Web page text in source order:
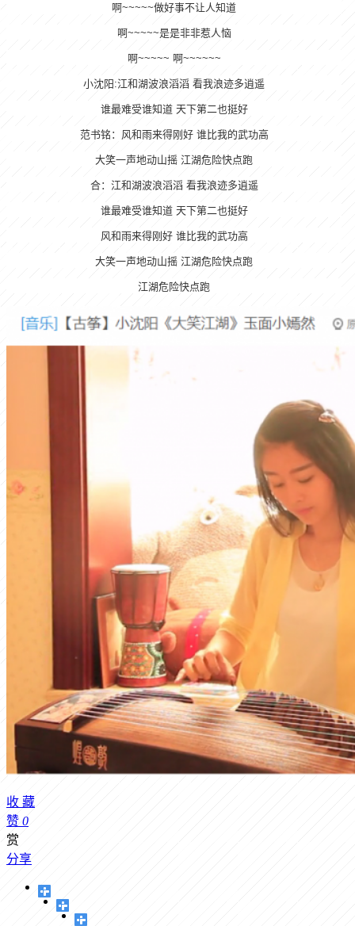
啊~~~~~做好事不让人知道
啊~~~~~是是非非惹人恼
啊~~~~~ 啊~~~~~~
小沈阳:江和湖波浪滔滔 看我浪迹多逍遥
谁最难受谁知道 天下第二也挺好
范书铭：风和雨来得刚好 谁比我的武功高
大笑一声地动山摇 江湖危险快点跑
合：江和湖波浪滔滔 看我浪迹多逍遥
谁最难受谁知道 天下第二也挺好
风和雨来得刚好 谁比我的武功高
大笑一声地动山摇 江湖危险快点跑
江湖危险快点跑
收 藏
赞 0
赏
分享